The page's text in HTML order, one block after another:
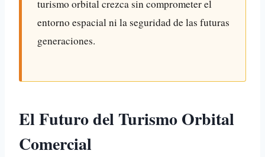
turismo orbital crezca sin comprometer el
entorno espacial ni la seguridad de las futuras
generaciones.
El Futuro del Turismo Orbital
Comercial